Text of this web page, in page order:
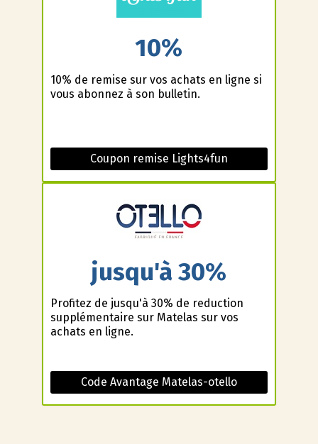
10%
10% de remise sur vos achats en ligne si
vous abonnez à son bulletin.
Coupon remise Lights4fun
jusqu'à 30%
Profitez de jusqu'à 30% de reduction
supplémentaire sur Matelas sur vos
achats en ligne.
Code Avantage Matelas-otello